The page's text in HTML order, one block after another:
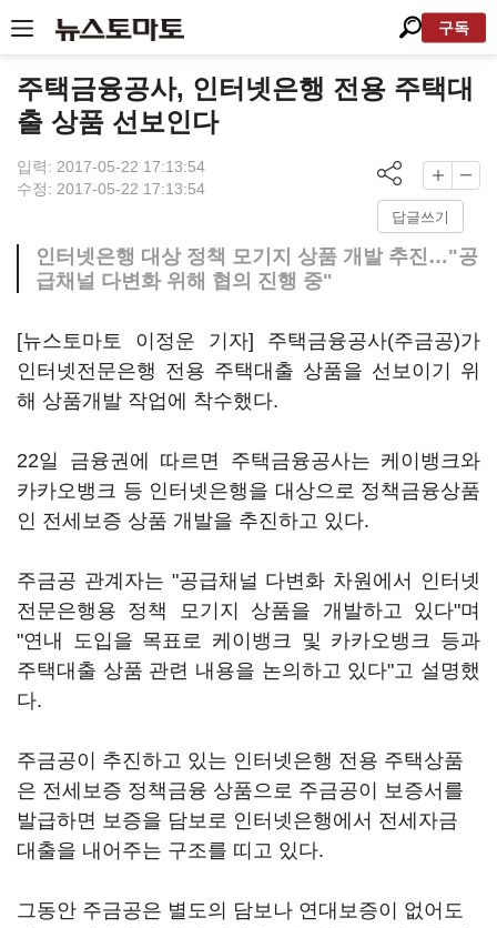
구독
주택금융공사, 인터넷은행 전용 주택대
출 상품 선보인다
입력: 2017-05-22 17:13:54
수정: 2017-05-22 17:13:54
답글쓰기
인터넷은행 대상 정책 모기지 상품 개발 추진…"공
급채널 다변화 위해 협의 진행 중"
[뉴스토마토 이정운 기자] 주택금융공사(주금공)가
인터넷전문은행 전용 주택대출 상품을 선보이기 위
해 상품개발 작업에 착수했다.
22일 금융권에 따르면 주택금융공사는 케이뱅크와
카카오뱅크 등 인터넷은행을 대상으로 정책금융상품
인 전세보증 상품 개발을 추진하고 있다.
주금공 관계자는 "공급채널 다변화 차원에서 인터넷
전문은행용 정책 모기지 상품을 개발하고 있다"며
"연내 도입을 목표로 케이뱅크 및 카카오뱅크 등과
주택대출 상품 관련 내용을 논의하고 있다"고 설명했
다.
주금공이 추진하고 있는 인터넷은행 전용 주택상품
은 전세보증 정책금융 상품으로 주금공이 보증서를
발급하면 보증을 담보로 인터넷은행에서 전세자금
대출을 내어주는 구조를 띠고 있다.
그동안 주금공은 별도의 담보나 연대보증이 없어도